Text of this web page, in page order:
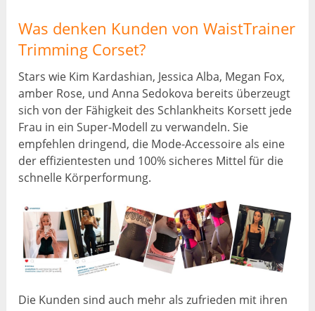
Was denken Kunden von WaistTrainer
Trimming Corset?
Stars wie Kim Kardashian, Jessica Alba, Megan Fox,
amber Rose, und Anna Sedokova bereits überzeugt
sich von der Fähigkeit des Schlankheits Korsett jede
Frau in ein Super-Modell zu verwandeln. Sie
empfehlen dringend, die Mode-Accessoire als eine
der effizientesten und 100% sicheres Mittel für die
schnelle Körperformung.
Die Kunden sind auch mehr als zufrieden mit ihren